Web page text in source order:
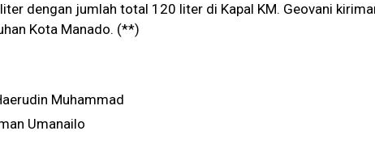
dengan jumlah total 120 liter di Kapal KM. Geovani
Kota Manado. (**)
Muhammad
Umanailo